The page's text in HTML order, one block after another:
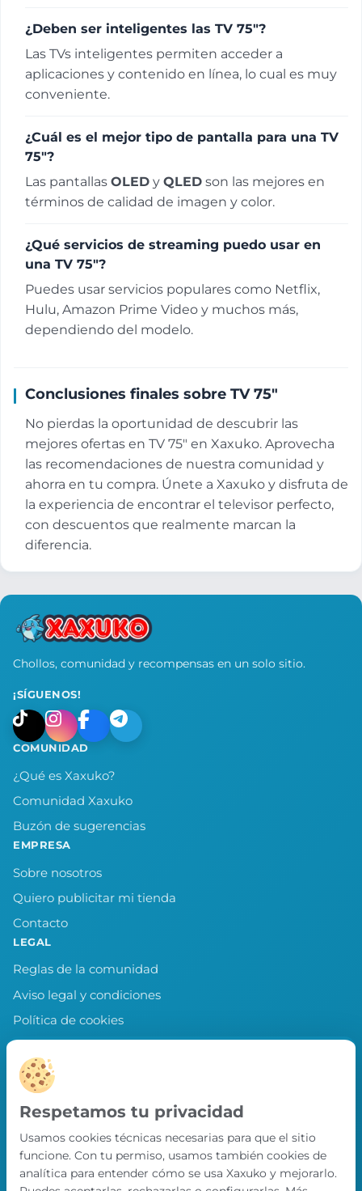
¿Deben ser inteligentes las TV 75"?
Las TVs inteligentes permiten acceder a
aplicaciones y contenido en línea, lo cual es muy
conveniente.
¿Cuál es el mejor tipo de pantalla para una TV
75"?
Las pantallas OLED y QLED son las mejores en
términos de calidad de imagen y color.
¿Qué servicios de streaming puedo usar en
una TV 75"?
Puedes usar servicios populares como Netflix,
Hulu, Amazon Prime Video y muchos más,
dependiendo del modelo.
Conclusiones finales sobre TV 75"
No pierdas la oportunidad de descubrir las
mejores ofertas en TV 75" en Xaxuko. Aprovecha
las recomendaciones de nuestra comunidad y
ahorra en tu compra. Únete a Xaxuko y disfruta de
la experiencia de encontrar el televisor perfecto,
con descuentos que realmente marcan la
diferencia.
Chollos, comunidad y recompensas en un solo sitio.
¡SÍGUENOS!
COMUNIDAD
¿Qué es Xaxuko?
Comunidad Xaxuko
Buzón de sugerencias
EMPRESA
Sobre nosotros
Quiero publicitar mi tienda
Contacto
LEGAL
Reglas de la comunidad
Aviso legal y condiciones
Política de cookies
Política de privacidad
Preferencias de cookies
LLEVA XAXUKO CONTIGO
Chollos, misiones y recompensas desde
nuestra APP.
PRÓXIMAMENTE EN
App Store
Respetamos tu privacidad
Usamos cookies técnicas necesarias para que el sitio
funcione. Con tu permiso, usamos también cookies de
analítica para entender cómo se usa Xaxuko y mejorarlo.